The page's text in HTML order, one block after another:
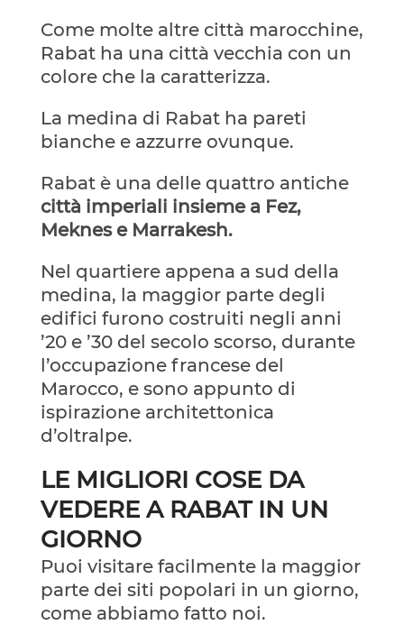
Come molte altre città marocchine,
Rabat ha una città vecchia con un
colore che la caratterizza.
La medina di Rabat ha pareti
bianche e azzurre ovunque.
Rabat è una delle quattro antiche
città imperiali insieme a Fez,
Meknes e Marrakesh.
Nel quartiere appena a sud della
medina, la maggior parte degli
edifici furono costruiti negli anni
’20 e ’30 del secolo scorso, durante
l’occupazione francese del
Marocco, e sono appunto di
ispirazione architettonica
d’oltralpe.
LE MIGLIORI COSE DA
VEDERE A RABAT IN UN
GIORNO
Puoi visitare facilmente la maggior
parte dei siti popolari in un giorno,
come abbiamo fatto noi.